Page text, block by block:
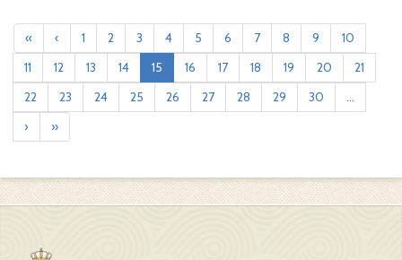
« ‹ 1 2 3 4 5 6 7 8 9
10
11
12 13 14 15 16 17 18 19 20
21
22
23 24 25 26 27 28 29 30
...
›
»